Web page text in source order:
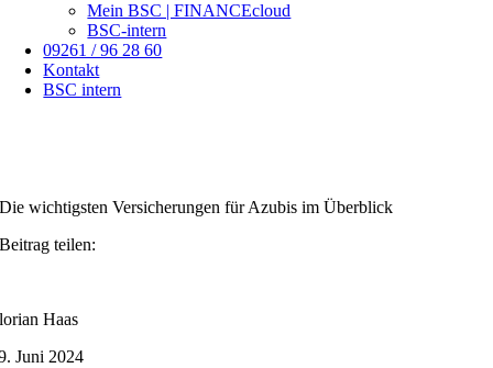
Mein BSC | FINANCEcloud
BSC-intern
09261 / 96 28 60
Kontakt
BSC intern
Die wichtigsten Versicherungen für Azubis im Überblick
Beitrag teilen:
Haas
Juni 2024